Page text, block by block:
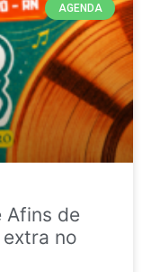
AGENDA
Afins de
no